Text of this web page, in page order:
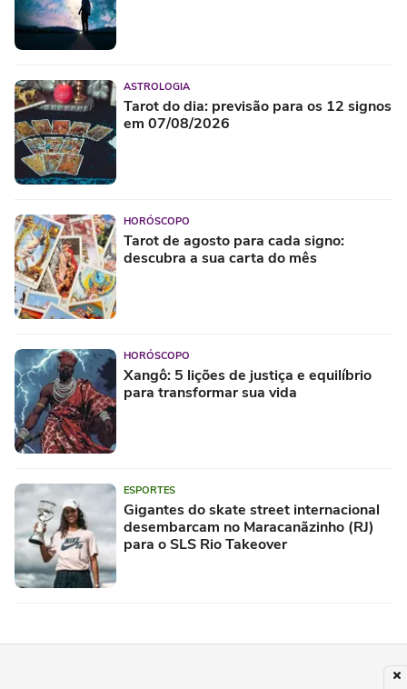
ASTROLOGIA
Tarot do dia: previsão para os 12 signos
em 07/08/2026
HORÓSCOPO
Tarot de agosto para cada signo:
descubra a sua carta do mês
HORÓSCOPO
Xangô: 5 lições de justiça e equilíbrio
para transformar sua vida
ESPORTES
Gigantes do skate street internacional
desembarcam no Maracanãzinho (RJ)
para o SLS Rio Takeover